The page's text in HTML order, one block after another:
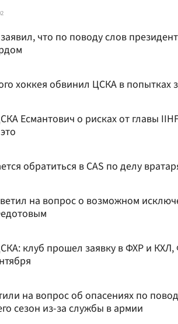
что по поводу слов
хоккея обвинил ЦСКА в попытках
Есмантович о рисках от главы
обратиться в CAS по делу
на вопрос о возможном
клуб прошел заявку в ФХР и КХЛ,
на вопрос об опасениях по
сезон из-за службы в армии